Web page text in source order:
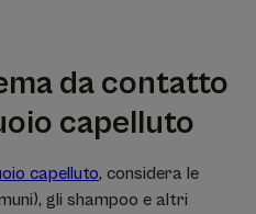
da contatto
capelluto
capelluto, considera le
gli shampoo e altri